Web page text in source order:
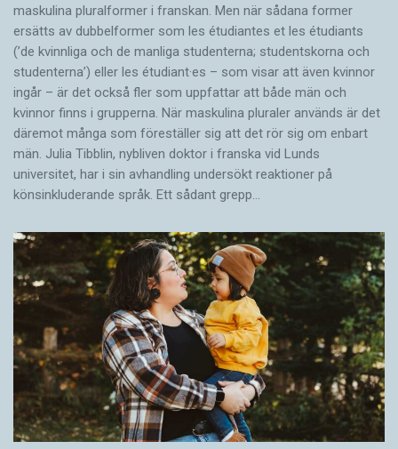
maskulina pluralformer i franskan. Men när sådana ­former
ersätts av dubbel­former som les étudiantes et les étudiants
(’de kvinnliga och de manliga studenterna; studentskorna och
studenterna’) eller les étudiant·es – som visar att även kvinnor
ingår – är det också fler som uppfattar att både män och
kvinnor finns i grupperna. När maskulina pluraler används är det
där­emot många som föreställer sig att det rör sig om enbart
män. Julia Tibblin, nybliven doktor i franska vid Lunds
universitet, har i sin avhandling undersökt reaktioner på
könsinkluderande språk. Ett sådant grepp…